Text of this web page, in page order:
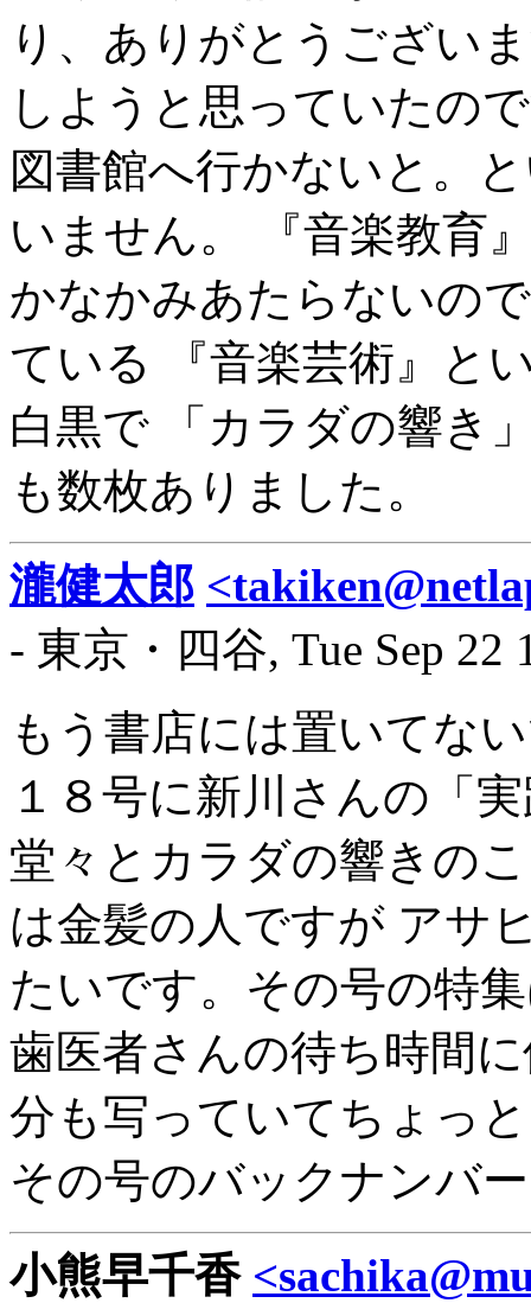
り、ありがとうござい
しようと思っていたの
図書館へ行かないと。
いません。 『音楽教育
かなかみあたらないの
ている 『音楽芸術』と
白黒で 「カラダの響き
も数枚ありました。
瀧健太郎
- 東京・四谷, Tue Sep 22
もう書店には置いてな
１８号に新川さんの「
堂々とカラダの響きの
は金髪の人ですが アサ
たいです。その号の特
歯医者さんの待ち時間
分も写っていてちょっ
その号のバックナンバ
小熊早千香